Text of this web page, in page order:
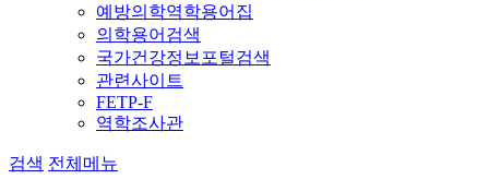
예방의학역학용어집
의학용어검색
국가건강정보포털검색
관련사이트
FETP-F
역학조사관
검색 전체메뉴